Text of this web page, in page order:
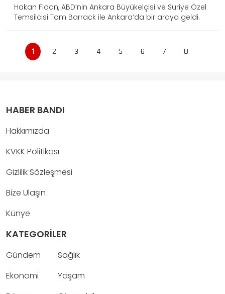
Hakan Fidan, ABD’nin Ankara Büyükelçisi ve Suriye Özel
Temsilcisi Tom Barrack ile Ankara’da bir araya geldi.
1 2 3 4 5 6 7 8
HABER BANDI
Hakkımızda
KVKK Politikası
Gizlilik Sözleşmesi
Bize Ulaşın
Künye
KATEGORİLER
Gündem
Ekonomi
Sağlık
Yaşam